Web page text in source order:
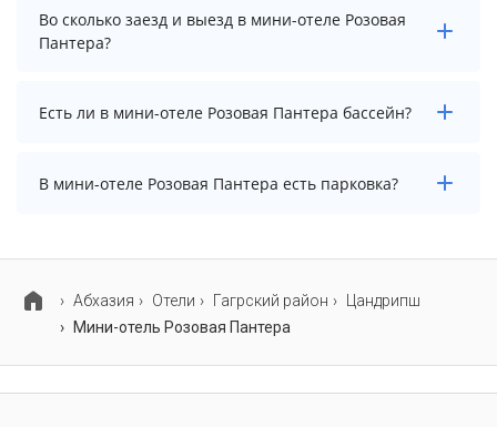
Чтобы увидеть актуальные цены на проживание в
мини-отеле Розовая Пантера, выберите нужные даты
и количество гостей.
Во сколько заезд и выезд в мини-отеле Розовая
Пантера?
Заезд возможен после 12:00, а выезд необходимо
Есть ли в мини-отеле Розовая Пантера бассейн?
В мини-отеле Розовая Пантера нет бассейна.
В мини-отеле Розовая Пантера есть парковка?
менеджера, возможно, услуга оплачивается отдельно.
Абхазия Отели Гагрский район
Цандрипш
Мини-отель Розовая Пантера